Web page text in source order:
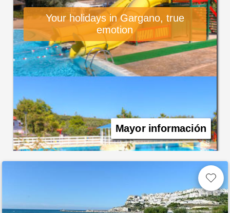
Your holidays in Gargano, true
emotion
Mayor información